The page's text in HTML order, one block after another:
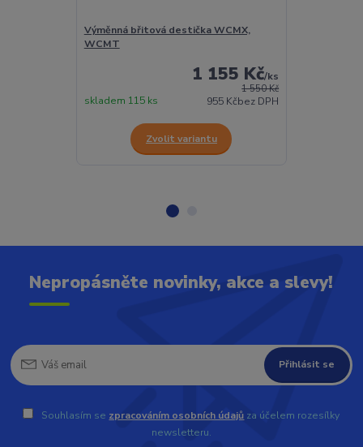
Výměnná břitová destička WCMX,
WCMT
1 550 Kč
1 155 Kč/ks
955 Kčbez DPH
skladem 115 ks
Zvolit variantu
Nepropásněte novinky, akce a slevy!
Přihlásit se
Souhlasím se zpracováním osobních údajů za účelem rozesílky
newsletteru.